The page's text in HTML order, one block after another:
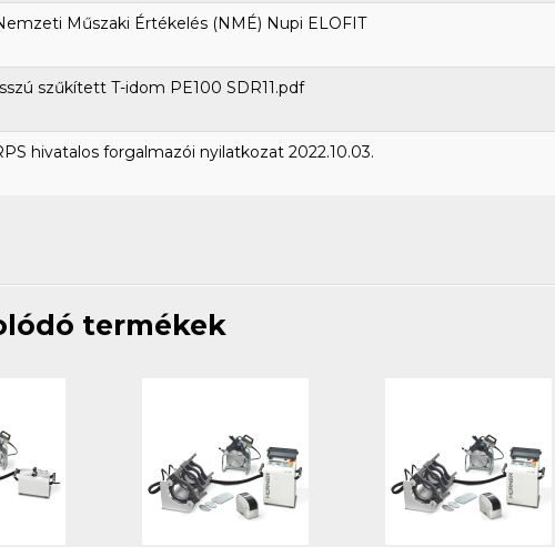
Műszaki Értékelés (NMÉ) Nupi ELOFIT
szűkített T-idom PE100 SDR11.pdf
hivatalos forgalmazói nyilatkozat 2022.10.03.
termékek